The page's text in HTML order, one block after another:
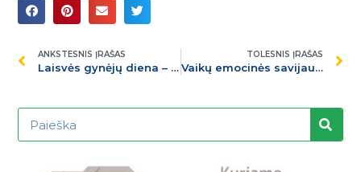
ANKSTESNIS ĮRAŠAS
Laisvės gynėjų diena – Sausio 13-oji Butrimonių gimnazijoje
TOLESNIS ĮRAŠAS
Vaikų emocinės savijautos bei psichikos sveikatos gerinimo veiklos